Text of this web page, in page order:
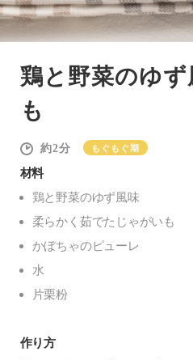
鶏と野菜のゆ
も
2 もぐもぐ期
材料
鶏と野菜のゆず風味
柔らかく茹でたじゃがいも
かぼちゃのピューレ
水
片栗粉
作り方